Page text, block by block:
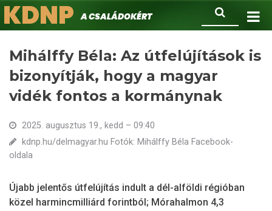
Ugrás
a
Keresés
KDNPA családokért.
Mihálffy Béla: Az útfelújítások is
bizonyítják, hogy a magyar
vidék fontos a kormánynak
2025. augusztus 19., kedd – 09:40
kdnp.hu/delmagyar.hu Fotók: Mihálffy Béla Facebook-
oldala
Újabb jelentős útfelújítás indult a dél-alföldi régióban
közel harmincmilliárd forintból; Mórahalmon 4,3